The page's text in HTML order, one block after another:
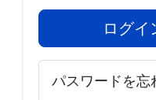
ログイ
パスワードを忘